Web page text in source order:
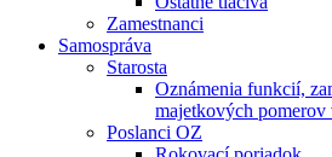
Zamestnanci
Samospráva
Starosta
Oznámenia funkcií,
majetkových
Poslanci OZ